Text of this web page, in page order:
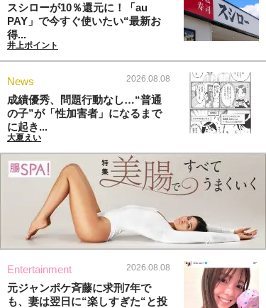
スシローが10％還元に！「au
PAY」で今すぐ使いたい“最新お
得...
井上ポイント
News 2026.08.08
成績優秀、問題行動なし…“普通
の子”が「性加害者」になるまで
に起き...
大夏えい
Entertainment 2026.08.08
元ジャンポケ斉藤に求刑7年で
も、妻は翌日に“楽しすぎた“と投